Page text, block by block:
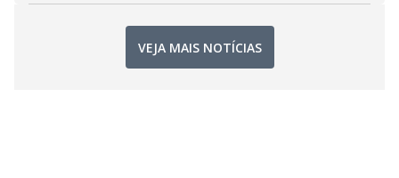
VEJA MAIS NOTÍCIAS